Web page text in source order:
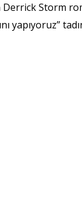
Derrick Storm
yapıyoruz”